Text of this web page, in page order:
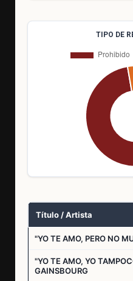
TIPO DE
Título / Artista
"YO TE AMO, PERO NO
"YO TE AMO, YO
GAINSBOURG